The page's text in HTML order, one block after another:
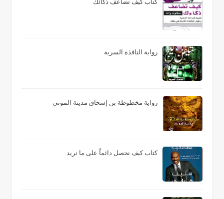
رواية النافذة السرية
رواية مخطوطة بن إسحاق مدينة الموتى
كتاب كيف نحصل دائماً على ما نريد